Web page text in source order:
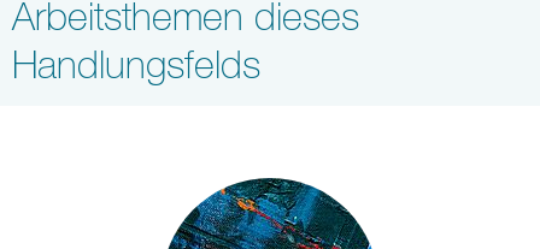
Arbeitsthemen dieses
Handlungsfelds